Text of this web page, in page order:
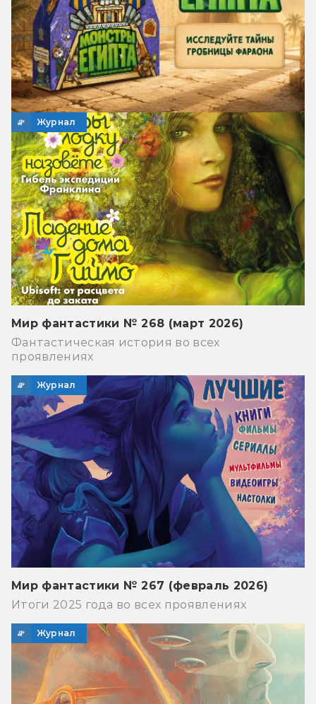
Журнал
Мир фантастики № 268 (март 2026)
Фантастическая история во всех
проявлениях
Журнал
Мир фантастики № 267 (февраль 2026)
Итоги 2025 года во всех проявлениях
Журнал